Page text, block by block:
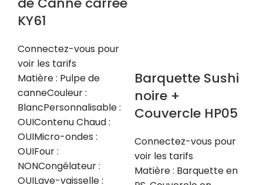
KY61
Connectez-vous pour
voir les tarifs
Matière : Pulpe de
canneCouleur :
BlancPersonnalisable :
OUIContenu Chaud :
OUIMicro-ondes :
OUIFour :
NONCongélateur :
OUILave-vaisselle :
Barquette Sushi
noire +
Couvercle HP05
Connectez-vous pour
voir les tarifs
Matière : Barquette en